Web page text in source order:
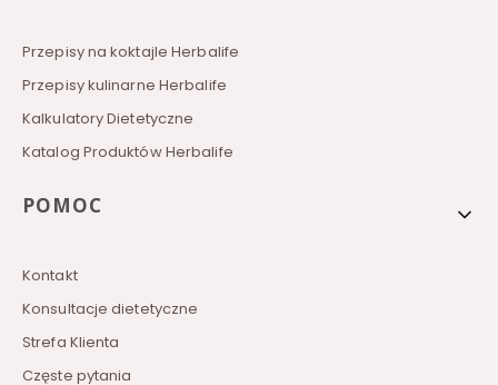
Przepisy na koktajle Herbalife
Przepisy kulinarne Herbalife
Kalkulatory Dietetyczne
Katalog Produktów Herbalife
POMOC
Kontakt
Konsultacje dietetyczne
Strefa Klienta
Częste pytania